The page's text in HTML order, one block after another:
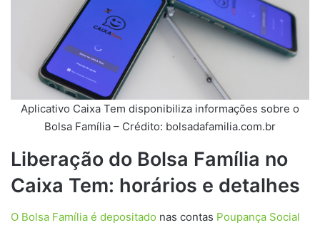
Aplicativo Caixa Tem disponibiliza informações sobre o
Bolsa Família – Crédito: bolsadafamilia.com.br
Liberação do Bolsa Família no
Caixa Tem: horários e detalhes
O Bolsa Família é depositado nas contas Poupança Social